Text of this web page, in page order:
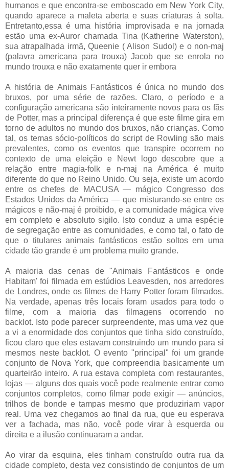
humanos e que encontra-se emboscado em New York City,
quando aparece a maleta aberta e suas criaturas à solta.
Entretanto,essa é uma história improvisada e na jornada
estão uma ex-Auror chamada Tina (Katherine Waterston),
sua atrapalhada irmã, Queenie ( Alison Sudol) e o non-maj
(palavra americana para trouxa) Jacob que se enrola no
mundo trouxa e não exatamente quer ir embora
A história de Animais Fantásticos é única no mundo dos
bruxos, por uma série de razões. Claro, o período e a
configuração americana são inteiramente novos para os fãs
de Potter, mas a principal diferença é que este filme gira em
torno de adultos no mundo dos bruxos, não crianças. Como
tal, os temas sócio-políticos do script de Rowling são mais
prevalentes, como os eventos que transpire ocorrem no
contexto de uma eleição e Newt logo descobre que a
relação entre magia-folk e n-maj na América é muito
diferente do que no Reino Unido. Ou seja, existe um acordo
entre os chefes de MACUSA — mágico Congresso dos
Estados Unidos da América — que misturando-se entre os
mágicos e não-maj é proibido, e a comunidade mágica vive
em completo e absoluto sigilo. Isto conduz a uma espécie
de segregação entre as comunidades, e como tal, o fato de
que o titulares animais fantásticos estão soltos em uma
cidade tão grande é um problema muito grande.
A maioria das cenas de "Animais Fantásticos e onde
Habitam' foi filmada em estúdios Leavesden, nos arredores
de Londres, onde os filmes de Harry Potter foram filmados.
Na verdade, apenas três locais foram usados para todo o
filme, com a maioria das filmagens ocorrendo no
backlot. Isto pode parecer surpreendente, mas uma vez que
a vi a enormidade dos conjuntos que tinha sido construído,
ficou claro que eles estavam construindo um mundo para si
mesmos neste backlot. O evento "principal" foi um grande
conjunto de Nova York, que compreendia basicamente um
quarteirão inteiro. A rua estava completa com restaurantes,
lojas — alguns dos quais você pode realmente entrar como
conjuntos completos, como filmar pode exigir — anúncios,
trilhos de bonde e tampas mesmo que produziriam vapor
real. Uma vez chegamos ao final da rua, que eu esperava
ver a fachada, mas não, você pode virar à esquerda ou
direita e a ilusão continuaram a andar.
Ao virar da esquina, eles tinham construído outra rua da
cidade completo, desta vez consistindo de conjuntos de um